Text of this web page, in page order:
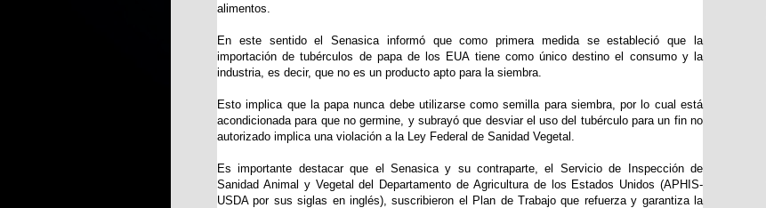
alimentos.
En este sentido el Senasica informó que como primera medida se estableció que la
importación de tubérculos de papa de los EUA tiene como único destino el consumo y la
industria, es decir, que no es un producto apto para la siembra.
Esto implica que la papa nunca debe utilizarse como semilla para siembra, por lo cual está
acondicionada para que no germine, y subrayó que desviar el uso del tubérculo para un fin no
autorizado implica una violación a la Ley Federal de Sanidad Vegetal.
Es importante destacar que el Senasica y su contraparte, el Servicio de Inspección de
Sanidad Animal y Vegetal del Departamento de Agricultura de los Estados Unidos (APHIS-
USDA por sus siglas en inglés), suscribieron el Plan de Trabajo que refuerza y garantiza la